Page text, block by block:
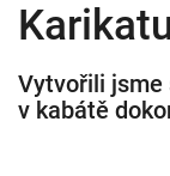
Vytvořili jsme
v kabátě